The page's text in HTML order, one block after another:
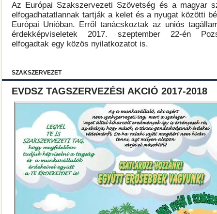
Az Európai Szakszervezeti Szövetség és a magyar
elfogadhatatlannak tartják a kelet és a nyugat közötti
Európai Unióban. Erről tanácskoztak az uniós
érdekképviseletek 2017. szeptember 22-én
elfogadtak egy közös nyilatkozatot is.
SZAKSZERVEZET
EVDSZ TAGSZERVEZÉSI AKCIÓ 2017-2018